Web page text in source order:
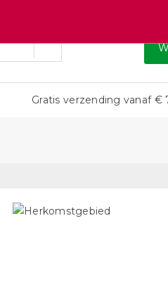
Gratis verzending vanaf €